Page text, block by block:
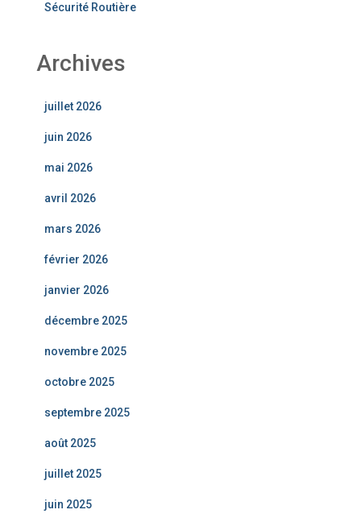
Sécurité Routière
Archives
juillet 2026
juin 2026
mai 2026
avril 2026
mars 2026
février 2026
janvier 2026
décembre 2025
novembre 2025
octobre 2025
septembre 2025
août 2025
juillet 2025
juin 2025